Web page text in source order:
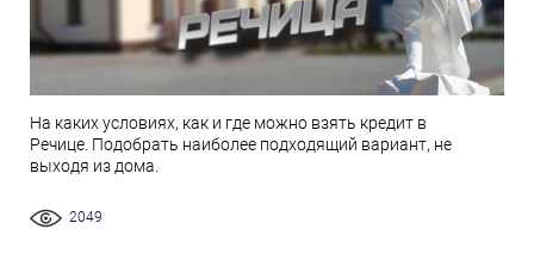
На каких условиях, как и где можно взять кредит в
Речице. Подобрать наиболее подходящий вариант, не
выходя из дома.
2049